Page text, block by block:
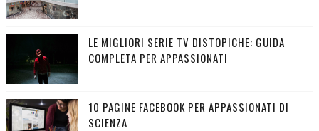
LE MIGLIORI SERIE TV DISTOPICHE: GUIDA
COMPLETA PER APPASSIONATI
10 PAGINE FACEBOOK PER APPASSIONATI DI
SCIENZA